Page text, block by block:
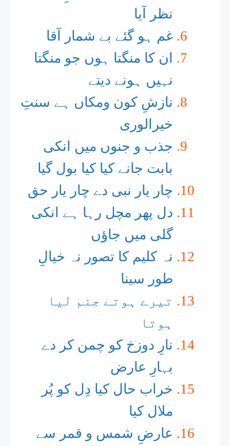
نظر آیا
غم ہو گئے بے شمار آقا
ان کا منگتا ہوں جو منگتا
نہیں ہونے دیتے
نازشِ کون ومکاں ہے سنتِ
خیرالوری
جذب و جنوں میں انکی
بابت جانے کیا کیا بول گیا
چار یار نبی دے چار یار حق
دل پھر مچل رہا ہے انکی
گلی میں جاؤں
نہ کلیم کا تصور نہ خیالِ
طور سینا
تیرے ہوتے جنم لیا
ہوتا
نارِ دوزخ کو چمن کر دے
بہارِ عارض
خراب حال کیا دِل کو پُر
ملال کیا
عارضِ شمس و قمر سے